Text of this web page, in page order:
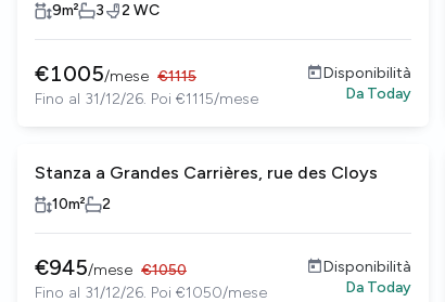
9m² 3 2 WC
€1005/mese €1115
Fino al 31/12/26. Poi €1115/mese
Disponibilità
Da Today
Stanza a Grandes Carrières, rue des Cloys
10m² 2
€945/mese €1050
Fino al 31/12/26. Poi €1050/mese
Disponibilità
Da Today